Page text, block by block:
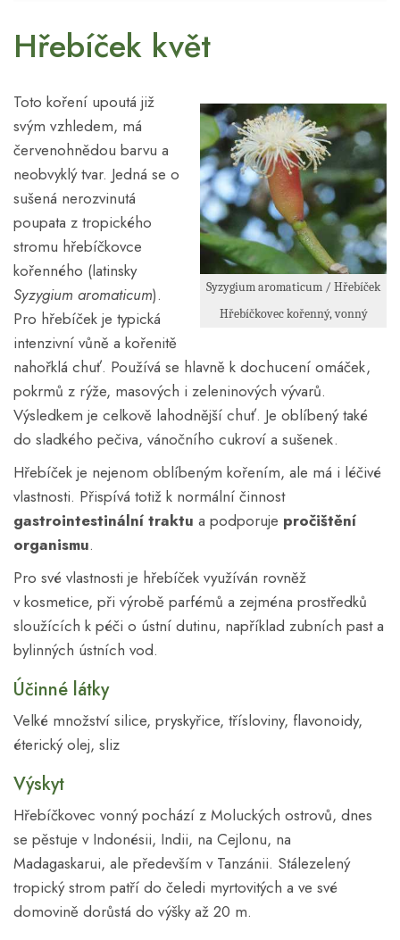
Hřebíček květ
Syzygium aromaticum / Hřebíček
Hřebíčkovec kořenný, vonný
Toto koření upoutá již
svým vzhledem, má
červenohnědou barvu a
neobvyklý tvar. Jedná se o
sušená nerozvinutá
poupata z tropického
stromu hřebíčkovce
kořenného (latinsky
Syzygium aromaticum).
Pro hřebíček je typická
intenzivní vůně a kořenitě
nahořklá chuť. Používá se hlavně k dochucení omáček,
pokrmů z rýže, masových i zeleninových vývarů.
Výsledkem je celkově lahodnější chuť. Je oblíbený také
do sladkého pečiva, vánočního cukroví a sušenek.
Hřebíček je nejenom oblíbeným kořením, ale má i léčivé
vlastnosti. Přispívá totiž k normální činnost
gastrointestinální traktu a podporuje pročištění
organismu.
Pro své vlastnosti je hřebíček využíván rovněž
v kosmetice, při výrobě parfémů a zejména prostředků
sloužících k péči o ústní dutinu, například zubních past a
bylinných ústních vod.
Účinné látky
Velké množství silice, pryskyřice, třísloviny, flavonoidy,
éterický olej, sliz
Výskyt
Hřebíčkovec vonný pochází z Moluckých ostrovů, dnes
se pěstuje v Indonésii, Indii, na Cejlonu, na
Madagaskarui, ale především v Tanzánii. Stálezelený
tropický strom patří do čeledi myrtovitých a ve své
domovině dorůstá do výšky až 20 m.